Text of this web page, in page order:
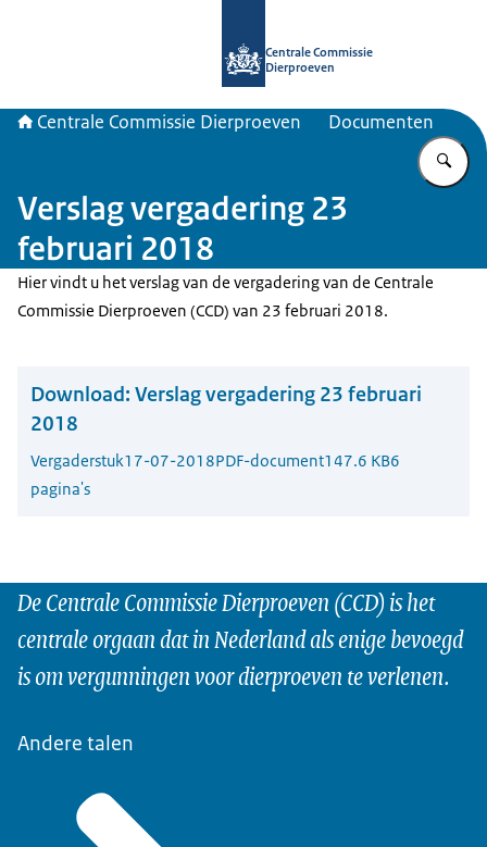
Centrale Commissie
Dierproeven
Centrale Commissie Dierproeven Documenten
Verslag vergadering 23
februari 2018
Hier vindt u het verslag van de vergadering van de Centrale
Commissie Dierproeven (CCD) van 23 februari 2018.
Download: Verslag vergadering 23 februari
2018
Vergaderstuk17-07-2018PDF-document147.6 KB6
pagina's
De Centrale Commissie Dierproeven (CCD) is het
centrale orgaan dat in Nederland als enige bevoegd
is om vergunningen voor dierproeven te verlenen.
Andere talen